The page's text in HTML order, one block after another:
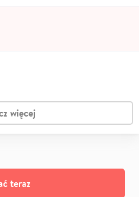
więcej
teraz